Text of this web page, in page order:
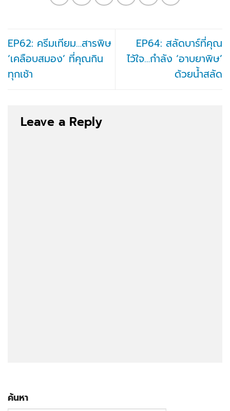
EP62: ครีมเทียม…สารพิษ
‘เคลือบสมอง’ ที่คุณกิน
ทุกเช้า
EP64: สลัดบาร์ที่คุณ
ไว้ใจ…กำลัง ‘อาบยาพิษ’
ด้วยน้ำสลัด
Leave a Reply
ค้นหา